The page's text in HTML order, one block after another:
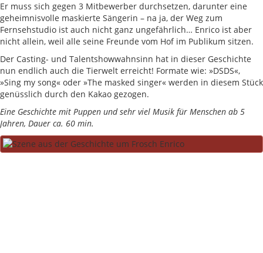
Er muss sich gegen 3 Mitbewerber durchsetzen, darunter eine
geheimnisvolle maskierte Sängerin – na ja, der Weg zum
Fernsehstudio ist auch nicht ganz ungefährlich… Enrico ist aber
nicht allein, weil alle seine Freunde vom Hof im Publikum sitzen.
Der Casting- und Talentshowwahnsinn hat in dieser Geschichte
nun endlich auch die Tierwelt erreicht! Formate wie: »DSDS«,
»Sing my song« oder »The masked singer« werden in diesem Stück
genüsslich durch den Kakao gezogen.
Eine Geschichte mit Puppen und sehr viel Musik für Menschen ab 5
Jahren, Dauer ca. 60 min.